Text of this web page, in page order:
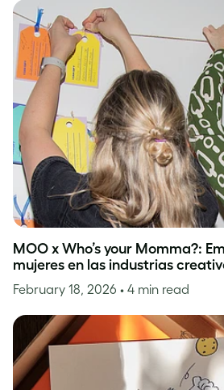
MOO x Who’s your Momma?:
mujeres en las industrias
February 18, 2026 • 4 min read